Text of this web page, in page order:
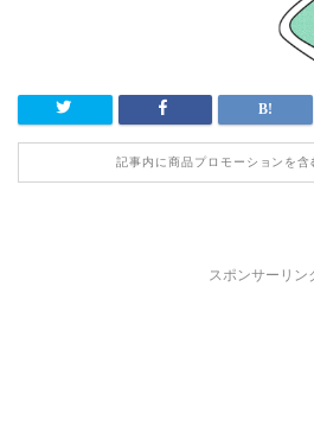
記事内に商品プロモーションを
スポンサーリン